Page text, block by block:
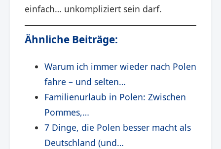
einfach… unkompliziert sein darf.
Ähnliche Beiträge:
Warum ich immer wieder nach Polen
fahre – und selten…
Familienurlaub in Polen: Zwischen
Pommes,…
7 Dinge, die Polen besser macht als
Deutschland (und…